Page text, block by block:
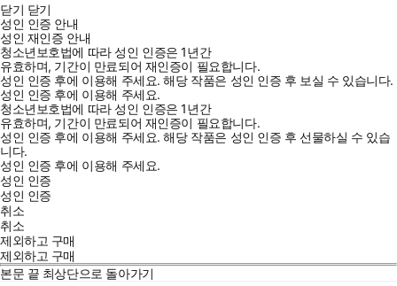
닫기 닫기
성인 인증 안내
성인 재인증 안내
청소년보호법에 따라 성인 인증은 1년간
유효하며, 기간이 만료되어 재인증이 필요합니다.
성인 인증 후에 이용해 주세요.해당 작품은 성인 인증 후 보실 수 있습니다.
성인 인증 후에 이용해 주세요.
청소년보호법에 따라 성인 인증은 1년간
유효하며, 기간이 만료되어 재인증이 필요합니다.
성인 인증 후에 이용해 주세요.해당 작품은 성인 인증 후 선물하실 수 있습
니다.
성인 인증 후에 이용해 주세요.
성인 인증
성인 인증
취소
취소
제외하고 구매
제외하고 구매
본문 끝 최상단으로 돌아가기